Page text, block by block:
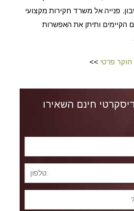
פנייה אל משרד חקירות מקצועי
הקיימים ותיתן את האפשרות
פרטי >>
חינם השאירו